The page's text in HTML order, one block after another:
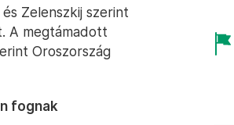
Zelenszkij szerint
A megtámadott
Oroszország
fognak